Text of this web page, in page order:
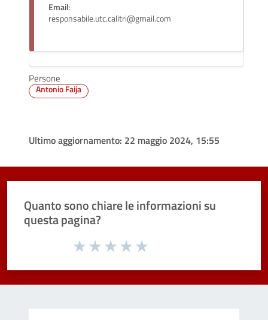
Email:
responsabile.utc.calitri@gmail.com
Persone
Antonio Faija
Ultimo aggiornamento: 22 maggio 2024, 15:55
Quanto sono chiare le informazioni su
questa pagina?
Valuta da 1 a 5 stelle la pagina